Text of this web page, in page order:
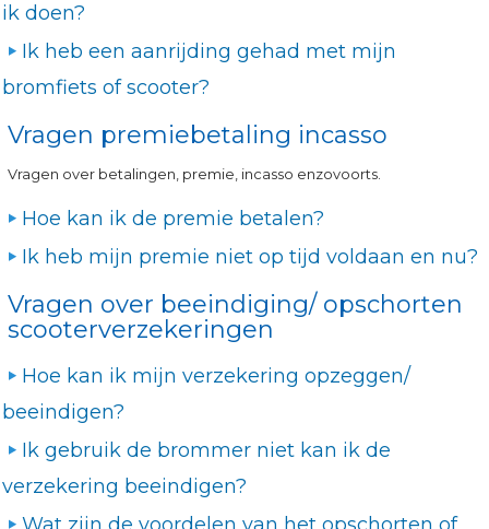
ik doen?
Ik heb een aanrijding gehad met mijn
bromfiets of scooter?
Vragen premiebetaling incasso
Vragen over betalingen, premie, incasso enzovoorts.
Hoe kan ik de premie betalen?
Ik heb mijn premie niet op tijd voldaan en nu?
Vragen over beeindiging/ opschorten
scooterverzekeringen
Hoe kan ik mijn verzekering opzeggen/
beeindigen?
Ik gebruik de brommer niet kan ik de
verzekering beeindigen?